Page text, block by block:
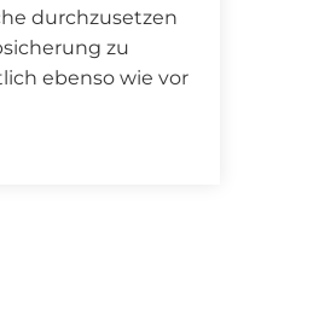
durchzusetzen
zu
ebenso wie vor